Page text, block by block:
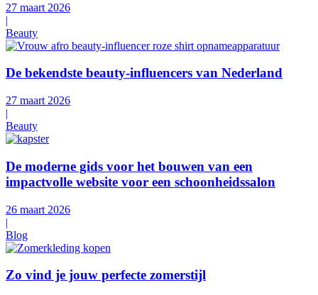
27 maart 2026
|
Beauty
De bekendste beauty-influencers van Nederland
27 maart 2026
|
Beauty
De moderne gids voor het bouwen van een
impactvolle website voor een schoonheidssalon
26 maart 2026
|
Blog
Zo vind je jouw perfecte zomerstijl